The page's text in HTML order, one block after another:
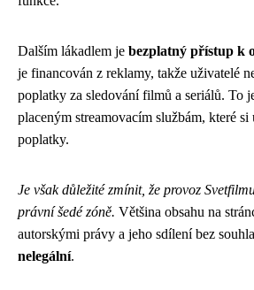
Dalším lákadlem je bezplatný přístup k
je financován z reklamy, takže uživatelé
poplatky za sledování filmů a seriálů. To
placeným streamovacím službám, které
poplatky.
Je však důležité zmínit, že provoz
právní šedé zóně. Většina obsahu na
autorskými právy a jeho sdílení bez
nelegální.